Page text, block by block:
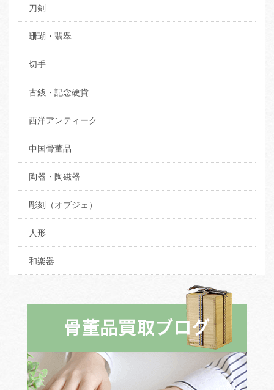
刀剣
珊瑚・翡翠
切手
古銭・記念硬貨
西洋アンティーク
中国骨董品
陶器・陶磁器
彫刻（オブジェ）
人形
和楽器